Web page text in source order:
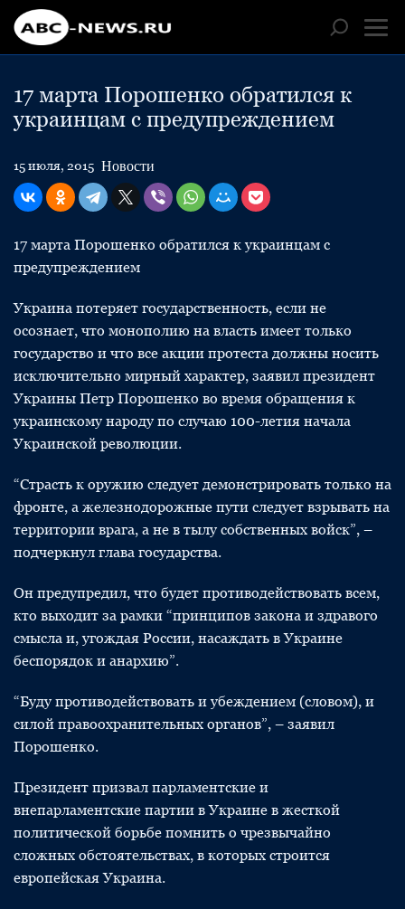
17 марта Порошенко обратился к
украинцам с предупреждением
15 июля, 2015 Новости
17 марта Порошенко обратился к украинцам с
предупреждением
Украина потеряет государственность, если не
осознает, что монополию на власть имеет только
государство и что все акции протеста должны носить
исключительно мирный характер, заявил президент
Украины Петр Порошенко во время обращения к
украинскому народу по случаю 100-летия начала
Украинской революции.
“Страсть к оружию следует демонстрировать только на
фронте, а железнодорожные пути следует взрывать на
территории врага, а не в тылу собственных войск”, –
подчеркнул глава государства.
Он предупредил, что будет противодействовать всем,
кто выходит за рамки “принципов закона и здравого
смысла и, угождая России, насаждать в Украине
беспорядок и анархию”.
“Буду противодействовать и убеждением (словом), и
силой правоохранительных органов”, – заявил
Порошенко.
Президент призвал парламентские и
внепарламентские партии в Украине в жесткой
политической борьбе помнить о чрезвычайно
сложных обстоятельствах, в которых строится
европейская Украина.